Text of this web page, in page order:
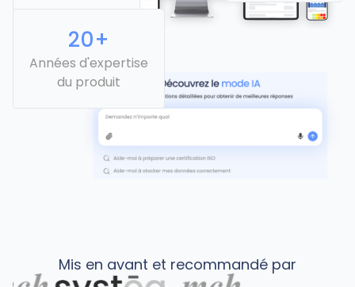
Années d'expertise
du produit
20+
Mis en avant et recommandé par